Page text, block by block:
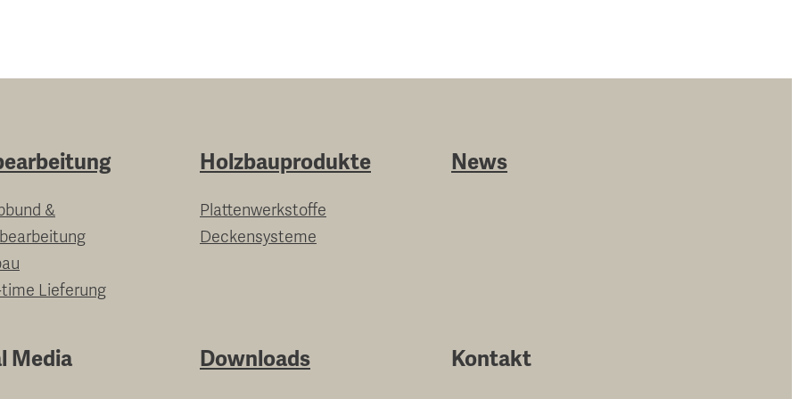
&
Lieferung
Holzbauprodukte
Plattenwerkstoffe
Deckensysteme
News
Media Downloads Kontakt